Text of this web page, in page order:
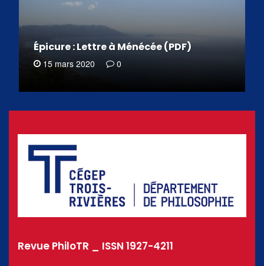
Épicure : Lettre à Ménécée (PDF)
15 mars 2020 0
Revue PhiloTR _ ISSN 1927-4211